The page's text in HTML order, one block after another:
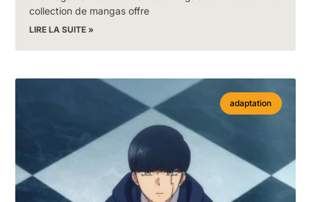
collection de mangas offre
LIRE LA SUITE »
adaptation